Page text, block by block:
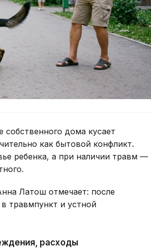
собственного дома кусает
как бытовой конфликт.
ребенка, а при наличии травм —
Латош отмечает: после
травмпункт и устной
расходы